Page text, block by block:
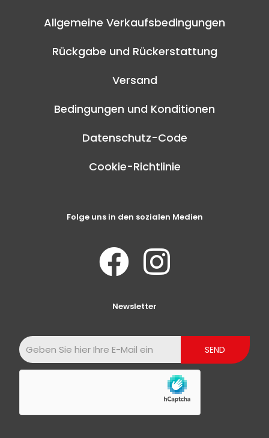
Allgemeine Verkaufsbedingungen
Rückgabe und Rückerstattung
Versand
Bedingungen und Konditionen
Datenschutz-Code
Cookie-Richtlinie
Folge uns in den sozialen Medien
Newsletter